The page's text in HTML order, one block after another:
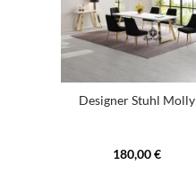
Designer Stuhl Molly
180,00 €